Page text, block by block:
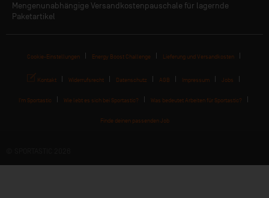
Mengenunabhängige Versandkostenpauschale für lagernde
Paketartikel
Cookie-Einstellungen Energy Boost Challenge Lieferung und Versandkosten
Kontakt Widerrufsrecht Datenschutz AGB Impressum Jobs
I'm Sportastic Wie lebt es sich bei Sportastic? Was bedeutet Arbeiten für Sportastic?
Finde deinen passenden Job